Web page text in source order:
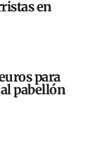
en
para
pabellón